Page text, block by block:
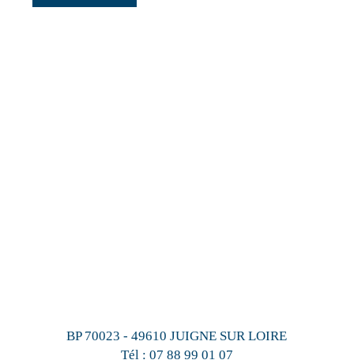
BP 70023 - 49610 JUIGNE SUR LOIRE
Tél : 07 88 99 01 07